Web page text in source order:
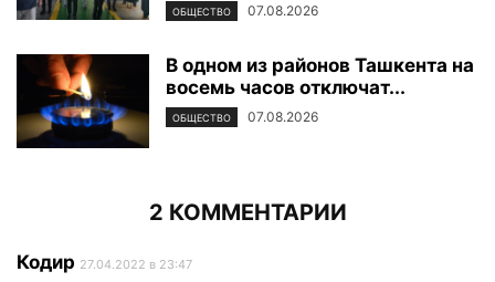
ОБЩЕСТВО 07.08.2026
В одном из районов Ташкента на
восемь часов отключат...
ОБЩЕСТВО 07.08.2026
2 КОММЕНТАРИИ
Кодир 27.04.2022 в 23:47